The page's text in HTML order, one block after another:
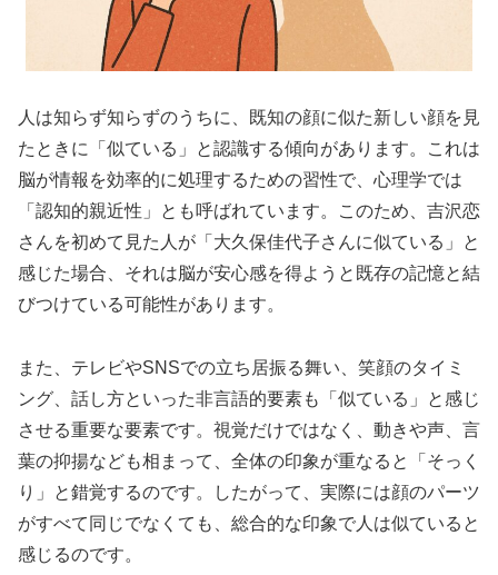
人は知らず知らずのうちに、既知の顔に似た新しい顔を見
たときに「似ている」と認識する傾向があります。これは
脳が情報を効率的に処理するための習性で、心理学では
「認知的親近性」とも呼ばれています。このため、吉沢恋
さんを初めて見た人が「大久保佳代子さんに似ている」と
感じた場合、それは脳が安心感を得ようと既存の記憶と結
びつけている可能性があります。
また、テレビやSNSでの立ち居振る舞い、笑顔のタイミ
ング、話し方といった非言語的要素も「似ている」と感じ
させる重要な要素です。視覚だけではなく、動きや声、言
葉の抑揚なども相まって、全体の印象が重なると「そっく
り」と錯覚するのです。したがって、実際には顔のパーツ
がすべて同じでなくても、総合的な印象で人は似ていると
感じるのです。